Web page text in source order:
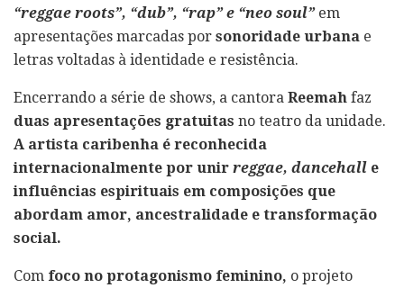
“reggae roots”, “dub”, “rap” e “neo soul” em
apresentações marcadas por sonoridade urbana e
letras voltadas à identidade e resistência.
Encerrando a série de shows, a cantora Reemah faz
duas apresentações gratuitas no teatro da unidade.
A artista caribenha é reconhecida
internacionalmente por unir reggae, dancehall e
influências espirituais em composições que
abordam amor, ancestralidade e transformação
social.
Com foco no protagonismo feminino, o projeto